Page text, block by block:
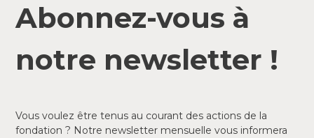
Abonnez-vous à
notre newsletter !
Vous voulez être tenus au courant des actions de la
fondation ? Notre newsletter mensuelle vous informera